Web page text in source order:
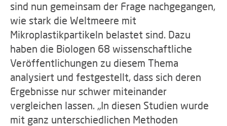
sind nun gemeinsam der Frage nachgegangen,
wie stark die Weltmeere mit
Mikroplastikpartikeln belastet sind. Dazu
haben die Biologen 68 wissenschaftliche
Veröffentlichungen zu diesem Thema
analysiert und festgestellt, dass sich deren
Ergebnisse nur schwer miteinander
vergleichen lassen. „In diesen Studien wurde
mit ganz unterschiedlichen Methoden